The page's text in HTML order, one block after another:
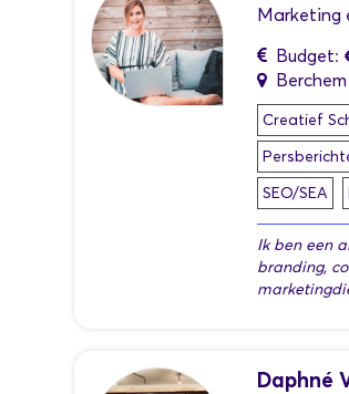
Marketing
Budget:
Berchem
Creatief
SEO/SEA
Ik ben een
branding,
Daphné